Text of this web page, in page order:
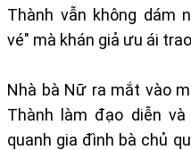
Thành vẫn không dám
vé" mà khán giả ưu ái
Nhà bà Nữ ra mắt vào
Thành làm đạo diễn
quanh gia đình bà chủ